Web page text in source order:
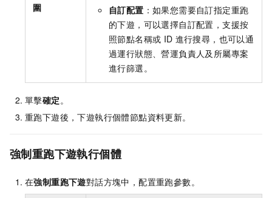
圍
自訂配置 ：如果您需要自訂指定重跑
的下遊，可以選擇自訂配置，支援按
照節點名稱或 ID 進行搜尋，也可以通
過運行狀態、營運負責人及所屬專案
進行篩選。
單擊確定 。
重跑下遊後，下遊執行個體節點資料更新。
強制重跑下遊執行個體
在強制重跑下遊對話方塊中，配置重跑參數。